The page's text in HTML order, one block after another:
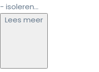
- isoleren...
Lees meer